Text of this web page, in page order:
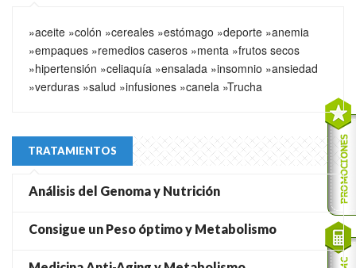
»aceite »colón »cereales »estómago »deporte »anemia
»empaques »remedios caseros »menta »frutos secos
»hipertensión »celiaquía »ensalada »insomnio »ansiedad
»verduras »salud »infusiones »canela »Trucha
TRATAMIENTOS
Análisis del Genoma y Nutrición
Consigue un Peso óptimo y Metabolismo